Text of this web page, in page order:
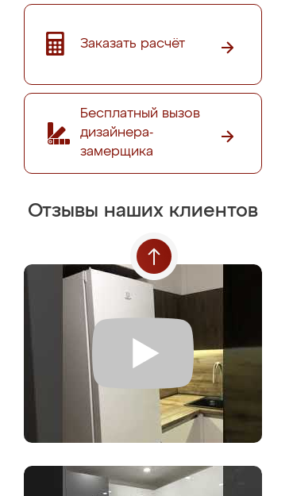
Заказать расчёт
Бесплатный вызов
дизайнера-
замерщика
Отзывы наших клиентов